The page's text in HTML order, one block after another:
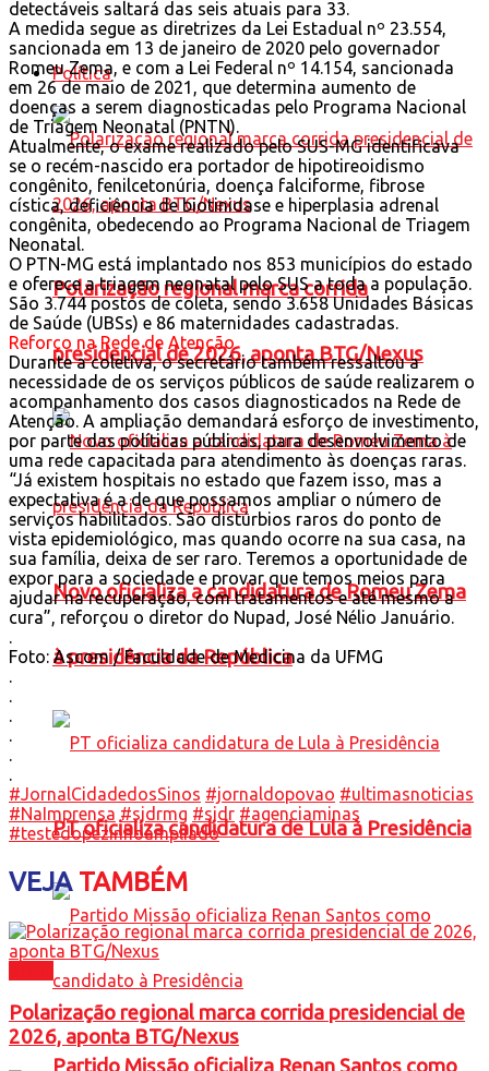
Política
Polarização regional marca corrida
presidencial de 2026, aponta BTG/Nexus
Novo oficializa a candidatura de Romeu Zema
à presidência da República
PT oficializa candidatura de Lula à Presidência
Partido Missão oficializa Renan Santos como
detectáveis saltará das seis atuais para 33.
A medida segue as diretrizes da Lei Estadual nº 23.554,
sancionada em 13 de janeiro de 2020 pelo governador
Romeu Zema, e com a Lei Federal nº 14.154, sancionada
em 26 de maio de 2021, que determina aumento de
doenças a serem diagnosticadas pelo Programa Nacional
de Triagem Neonatal (PNTN).
Atualmente, o exame realizado pelo SUS-MG identificava
se o recém-nascido era portador de hipotireoidismo
congênito, fenilcetonúria, doença falciforme, fibrose
cística, deficiência de biotinidase e hiperplasia adrenal
congênita, obedecendo ao Programa Nacional de Triagem
Neonatal.
O PTN-MG está implantado nos 853 municípios do estado
e oferece a triagem neonatal pelo SUS a toda a população.
São 3.744 postos de coleta, sendo 3.658 Unidades Básicas
de Saúde (UBSs) e 86 maternidades cadastradas.
Reforço na Rede de Atenção
Durante a coletiva, o secretário também ressaltou a
necessidade de os serviços públicos de saúde realizarem o
acompanhamento dos casos diagnosticados na Rede de
Atenção. A ampliação demandará esforço de investimento,
por parte das políticas públicas, para desenvolvimento de
uma rede capacitada para atendimento às doenças raras.
“Já existem hospitais no estado que fazem isso, mas a
expectativa é a de que possamos ampliar o número de
serviços habilitados. São distúrbios raros do ponto de
vista epidemiológico, mas quando ocorre na sua casa, na
sua família, deixa de ser raro. Teremos a oportunidade de
expor para a sociedade e provar que temos meios para
ajudar na recuperação, com tratamentos e até mesmo a
cura”, reforçou o diretor do Nupad, José Nélio Januário.
.
Foto: Ascom / Faculdade de Medicina da UFMG
.
.
.
.
.
.
#JornalCidadedosSinos #jornaldopovao #ultimasnoticias
#NaImprensa #sjdrmg #sjdr #agenciaminas
#testedopezinhoampliado
VEJATAMBÉM
Polarização regional marca corrida presidencial de
2026, aponta BTG/Nexus